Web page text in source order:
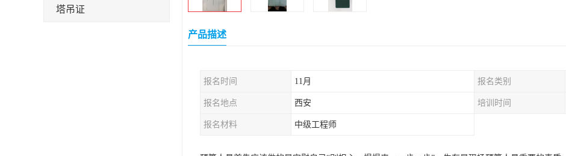
塔吊证
产品描述
报名时间 11月 报名类别
报名地点 西安 培训时间
报名材料 中级工程师